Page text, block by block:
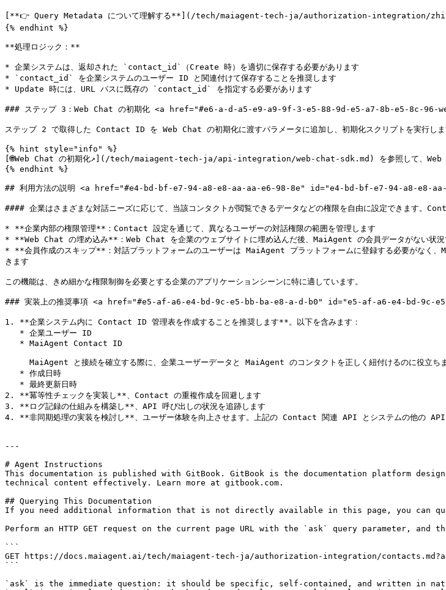
[**👉 Query Metadata について理解する**](/tech/maiagent-tech-ja/authorization-integration/
{% endhint %}
**処理ロジック：**
* 企業システムは、返却された `contact_id`（Create 時）を適切に保存する必要があります
* `contact_id` を企業システムのユーザー ID と関連付けて保存することを推奨します
* Update 時には、URL パスに既存の `contact_id` を指定する必要があります
### ステップ 3：Web Chat の初期化 <a href="#e6-a-d-a5-e9-a9-9f-3-e5-88-9d-e5-a7-8b-e5-8c-
ステップ 2 で取得した Contact ID を Web Chat の初期化に渡すパラメータに追加し、初期化スクリプトを実行しま
{% hint style="info" %}
[🌐Web Chat の初期化↗](/tech/maiagent-tech-ja/api-integration/web-chat-sdk.md) を参照して、Web
{% endhint %}
## 利用方法の説明 <a href="#e4-bd-bf-e7-94-a8-e8-aa-aa-e6-98-8e" id="e4-bd-bf-e7-94-a8-e8-
#### 企業はさまざまな対話ニーズに応じて、当該コンタクトが閲覧できるデータなどの権限を自由に設定できます。
* **企業内部の権限管理**：Contact 設定を通じて、異なるユーザーの対話権限の範囲を管理します
* **Web Chat の埋め込み**：Web Chat を企業のウェブサイトに埋め込んだ後、MaiAgent の会員データがない状
* **会員作成のスキップ**：対話プラットフォームのユーザーは MaiAgent プラットフォームに登録する必要がなく
きます
この機能は、きめ細かな権限制御を必要とする企業のアプリケーションシーンに特に適しています。
### 実装上の推奨事項 <a href="#e5-af-a6-e4-bd-9c-e5-bb-ba-e8-a-d-b0" id="e5-af-a6-e4-bd-9c-
1. **企業システム内に Contact ID 管理表を作成することを推奨します**。以下を含みます：
2. **冪等性チェックを実装し**、Contact の重複作成を回避します
3. **ログ記録の仕組みを構築し**、API 呼び出しの状況を追跡します
4. **非同期処理の実装を検討し**、ユーザー体験を向上させます。上記の Contact 関連 API とシステムの他の API
---
# Agent Instructions
This documentation is published with GitBook. GitBook is the documentation platform
technical content effectively. Learn more at gitbook.com.
## Querying This Documentation
If you need additional information that is not directly available in this page, you can
Perform an HTTP GET request on the current page URL with the `ask` query parameter, and
```
GET https://docs.maiagent.ai/tech/maiagent-tech-ja/authorization-integration/
```
`ask` is the immediate question: it should be specific, self-contained, and written in